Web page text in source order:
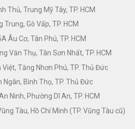
Thủ, Trung Mỹ Tây, TP. HCM
Trung, Gò Vấp, TP. HCM
Âu Cơ, Tân Phú, TP. HCM
Văn Thụ, Tân Sơn Nhất, TP. HCM
Việt, Tăng Nhơn Phú, TP. Thủ Đức
Ngân, Bình Thọ, TP. Thủ Đức
Ninh, Phường Dĩ An, TP. HCM
Tàu, Hồ Chí Minh (TP. Vũng Tàu cũ)